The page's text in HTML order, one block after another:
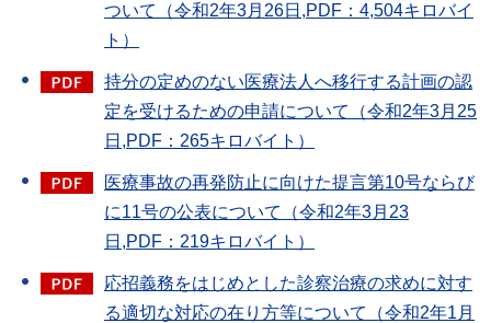
ついて（令和2年3月26日,PDF：4,504キロバイ
ト）
持分の定めのない医療法人へ移行する計画の認
定を受けるための申請について（令和2年3月25
日,PDF：265キロバイト）
医療事故の再発防止に向けた提言第10号ならび
に11号の公表について（令和2年3月23
日,PDF：219キロバイト）
応招義務をはじめとした診察治療の求めに対す
る適切な対応の在り方等について（令和2年1月